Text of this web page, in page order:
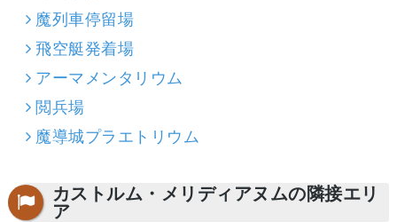
魔列車停留場
飛空艇発着場
アーマメンタリウム
閲兵場
魔導城プラエトリウム
カストルム・メリディアヌムの隣接エリ
ア